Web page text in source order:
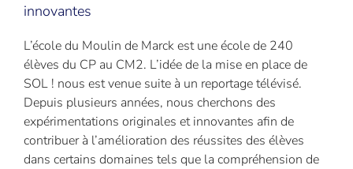
innovantes
L’école du Moulin de Marck est une école de 240
élèves du CP au CM2. L’idée de la mise en place de
SOL ! nous est venue suite à un reportage télévisé.
Depuis plusieurs années, nous cherchons des
expérimentations originales et innovantes afin de
contribuer à l’amélioration des réussites des élèves
dans certains domaines tels que la compréhension de